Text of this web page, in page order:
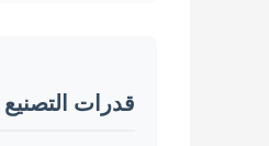
قدرات التصنيع